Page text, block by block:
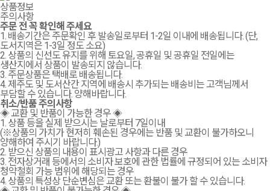
상품정보
주의사항
주문 전 꼭 확인해 주세요
1. 배송기간은 주문확인 후 발송일로부터 1-2일 이내에 배송됩니다. (단,
도서지역은 1-3일 정도 소요)
2. 상품의 신선도 유지를 위해 토요일, 공휴일 및 공휴일 전일에는
생산지에서 상품이 발송되지 않습니다.
3. 주문상품은 택배로 배송됩니다.
4. 제주도 및 도서산간 지역에 배송시 추가되는 배송비는 고객님께서
부담할 수 있습니다. 양해바랍니다.
취소/반품 주의사항
◈ 교환 및 반품이 가능한 경우 ◈
1. 상품 등을 실제 받으시는 날로부터 7일이내
(※상품의 가치가 현저히 훼손된 경우에는 반품 및 교환이 불가하오니
양해하여 주시기 바랍니다.)
2. 받으신 상품의 내용이 표시광고 사항과 다른 경우
3. 전자상거래 등에서의 소비자 보호에 관한 법률에 규정되어 있는 소비자
청약철회 가능 범위에 해당되는 경우
4. 상품의 특성상 단순변심은 교환 또는 환불이 불가 할 수 있습니다.